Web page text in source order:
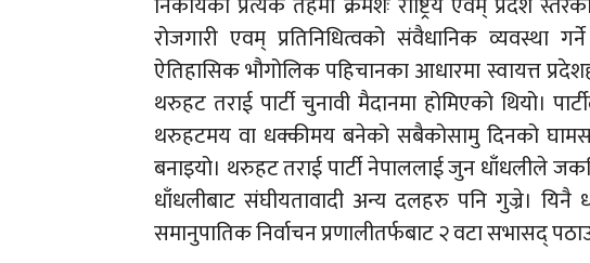
रोजगारी एवम् प्रतिनिधित्वको संवैधानिक व्यवस्था
ऐतिहासिक भौगोलिक पहिचानका आधारमा स्वायत्त
थरुहट तराई पार्टी चुनावी मैदानमा होमिएको थियो।
थरुहटमय वा धक्कीमय बनेको सबैकोसामु दिनको
बनाइयो। थरुहट तराई पार्टी नेपाललाई जुन धाँधलीले
धाँधलीबाट संघीयतावादी अन्य दलहरु पनि गुज्रे। यिनै
समानुपातिक निर्वाचन प्रणालीतर्फबाट २ वटा सभासद्